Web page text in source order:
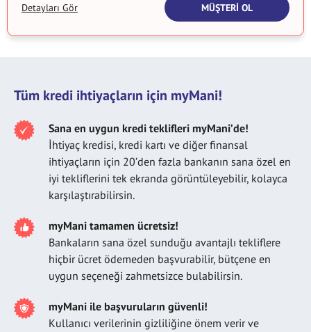
Detayları Gör MÜŞTERİ OL
Tüm kredi ihtiyaçların için myMani!
Sana en uygun kredi teklifleri myMani’de!
İhtiyaç kredisi, kredi kartı ve diğer finansal
ihtiyaçların için 20’den fazla bankanın sana özel en
iyi tekliflerini tek ekranda görüntüleyebilir, kolayca
karşılaştırabilirsin.
myMani tamamen ücretsiz!
Bankaların sana özel sunduğu avantajlı tekliflere
hiçbir ücret ödemeden başvurabilir, bütçene en
uygun seçeneği zahmetsizce bulabilirsin.
myMani ile başvuruların güvenli!
Kullanıcı verilerinin gizliliğine önem verir ve